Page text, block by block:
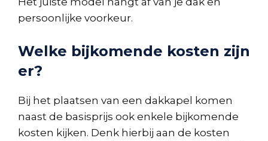
persoonlijke voorkeur.
Welke bijkomende kosten zijn
er?
Bij het plaatsen van een dakkapel komen
naast de basisprijs ook enkele bijkomende
kosten kijken. Denk hierbij aan de kosten